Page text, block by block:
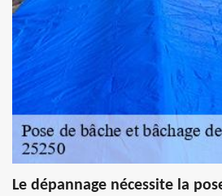
Le dépannage nécessite la